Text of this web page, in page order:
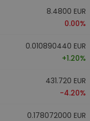
8.4800 EUR
0.00%
0.010890440 EUR
+1.20%
431.720 EUR
-4.20%
0.178072000 EUR